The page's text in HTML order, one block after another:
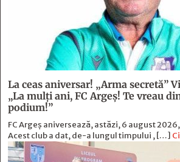
La ceas aniversar! „Arma secretă”
„La mulți ani, FC Argeș! Te vreau
podium!”
FC Argeș aniversează, astăzi, 6 august
Acest club a dat, de-a lungul timpului , […]